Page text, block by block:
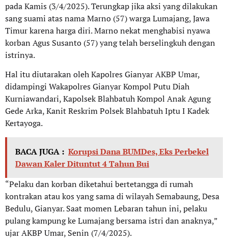
pada Kamis (3/4/2025). Terungkap jika aksi yang dilakukan
sang suami atas nama Marno (57) warga Lumajang, Jawa
Timur karena harga diri. Marno nekat menghabisi nyawa
korban Agus Susanto (57) yang telah berselingkuh dengan
istrinya.
Hal itu diutarakan oleh Kapolres Gianyar AKBP Umar,
didampingi Wakapolres Gianyar Kompol Putu Diah
Kurniawandari, Kapolsek Blahbatuh Kompol Anak Agung
Gede Arka, Kanit Reskrim Polsek Blahbatuh Iptu I Kadek
Kertayoga.
BACA JUGA : Korupsi Dana BUMDes, Eks Perbekel
Dawan Kaler Dituntut 4 Tahun Bui
“Pelaku dan korban diketahui bertetangga di rumah
kontrakan atau kos yang sama di wilayah Semabaung, Desa
Bedulu, Gianyar. Saat momen Lebaran tahun ini, pelaku
pulang kampung ke Lumajang bersama istri dan anaknya,”
ujar AKBP Umar, Senin (7/4/2025).